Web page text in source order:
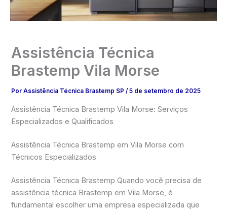
Assistência Técnica
Brastemp Vila Morse
PorAssistência Técnica Brastemp SP/5 de setembro de 2025
Assistência Técnica Brastemp Vila Morse: Serviços
Especializados e Qualificados
Assistência Técnica Brastemp em Vila Morse com
Técnicos Especializados
Assistência Técnica Brastemp Quando você precisa de
assistência técnica Brastemp em Vila Morse, é
fundamental escolher uma empresa especializada que